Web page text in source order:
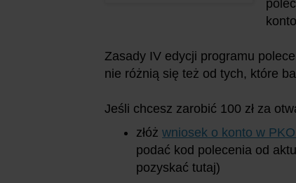
Zasady IV edycji programu
nie różnią się też od tych, które
Jeśli chcesz zarobić 100 zł za
złóż wniosek o konto w
podać kod polecenia od
pozyskać tutaj)